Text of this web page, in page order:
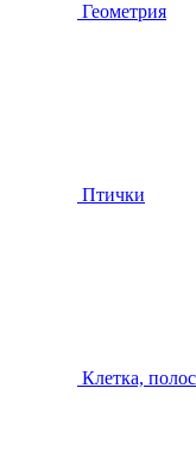
Геометрия
Птички
Клетка,